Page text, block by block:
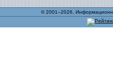
© 2001–2026,